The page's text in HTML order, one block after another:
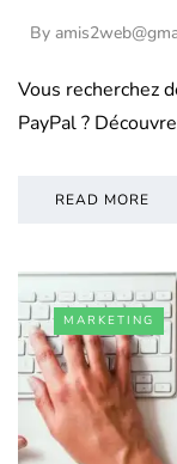
By
Vous recherchez
PayPal ?
READ MORE
MARKETING